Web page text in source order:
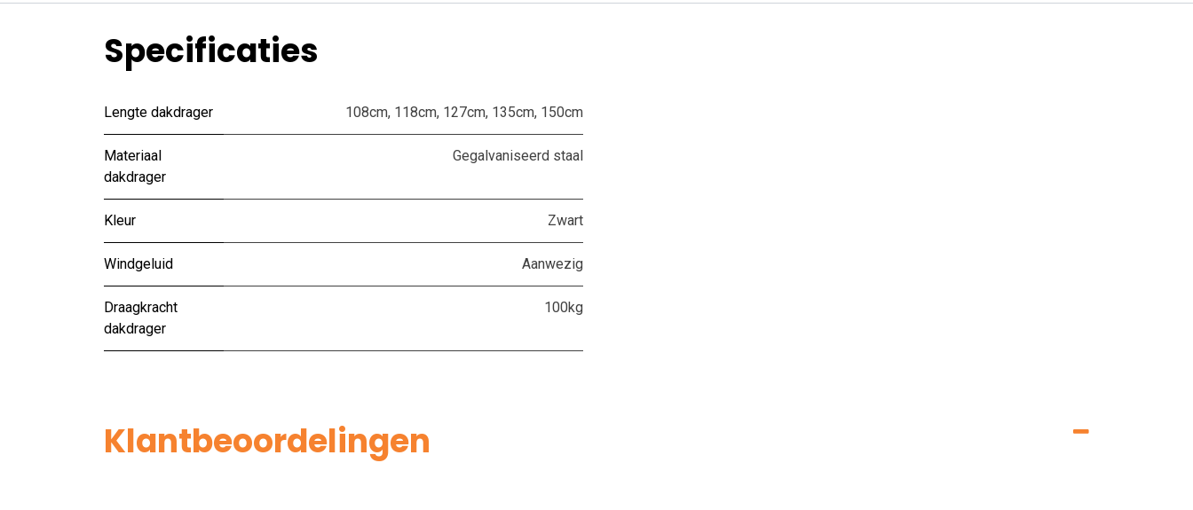
Specificaties
Lengte dakdrager 108cm, 118cm, 127cm, 135cm, 150cm
Materiaal
dakdrager
Gegalvaniseerd staal
Kleur Zwart
Windgeluid Aanwezig
Draagkracht
dakdrager
100kg
Klantbeoordelingen